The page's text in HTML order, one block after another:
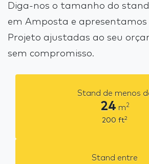
Diga-nos o tamanho do
em Amposta e apresentamos
Projeto ajustadas ao seu
sem compromisso.
Stand de menos
24 m2
200 ft2
Stand entre